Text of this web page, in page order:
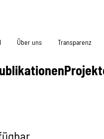
Über uns Transparenz